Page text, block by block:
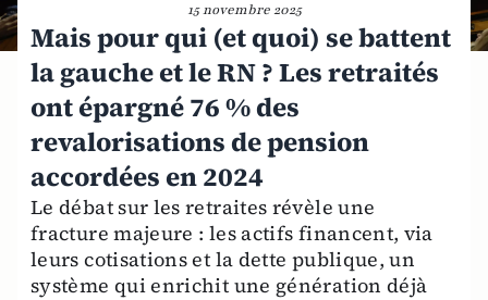
15 novembre 2025
Mais pour qui (et quoi) se battent
la gauche et le RN ? Les retraités
ont épargné 76 % des
revalorisations de pension
accordées en 2024
Le débat sur les retraites révèle une
fracture majeure : les actifs financent, via
leurs cotisations et la dette publique, un
système qui enrichit une génération déjà